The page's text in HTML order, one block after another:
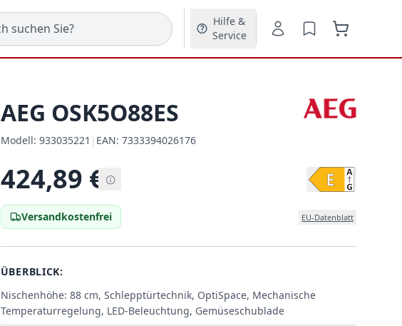
Hilfe &
Service
AEG OSK5O88ES
Modell:
Modell: 933035221 |EAN:
EAN: 7333394026176
424,89 €
Versandkostenfrei EU-Datenblatt
ÜBERBLICK:
Nischenhöhe: 88 cm, Schlepptürtechnik, OptiSpace, Mechanische
Temperaturregelung, LED-Beleuchtung, Gemüseschublade